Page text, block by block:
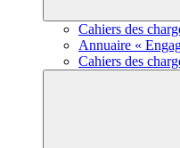
Cahiers des
Annuaire «
Cahiers des